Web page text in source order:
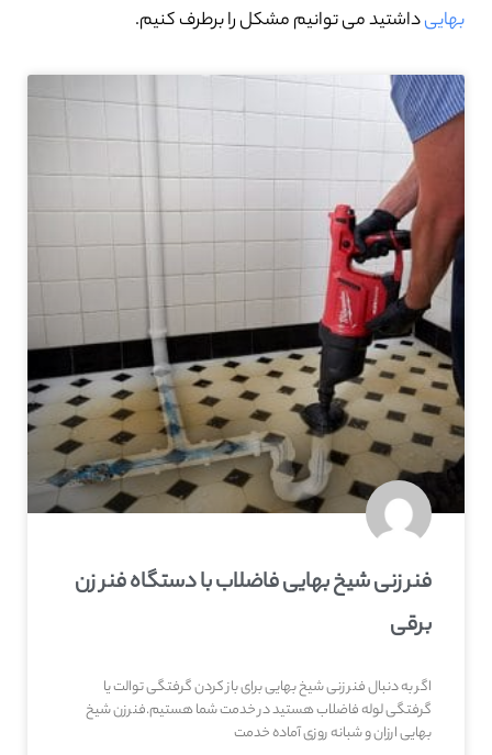
بهاییداشتید می توانیم مشکل را برطرف کنیم.
فنر زنی شیخ بهایی فاضلاب با دستگاه فنر زن
برقی
اگر به دنبال فنر زنی شیخ بهایی برای باز کردن گرفتگی توالت یا
گرفتگی لوله فاضلاب هستید در خدمت شما هستیم.فنرزن شیخ
بهایی ارزان و شبانه روزی آماده خدمت